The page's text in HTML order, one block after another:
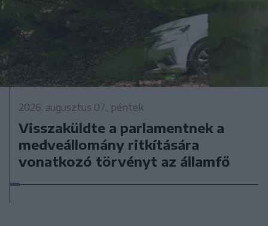
2026. augusztus 07., péntek
Visszaküldte a parlamentnek a
medveállomány ritkítására
vonatkozó törvényt az államfő